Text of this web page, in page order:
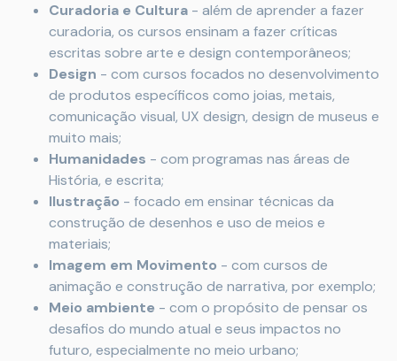
Curadoria e Cultura - além de aprender a fazer
curadoria, os cursos ensinam a fazer críticas
escritas sobre arte e design contemporâneos;
Design - com cursos focados no desenvolvimento
de produtos específicos como joias, metais,
comunicação visual, UX design, design de museus e
muito mais;
Humanidades - com programas nas áreas de
História, e escrita;
Ilustração - focado em ensinar técnicas da
construção de desenhos e uso de meios e
materiais;
Imagem em Movimento - com cursos de
animação e construção de narrativa, por exemplo;
Meio ambiente - com o propósito de pensar os
desafios do mundo atual e seus impactos no
futuro, especialmente no meio urbano;